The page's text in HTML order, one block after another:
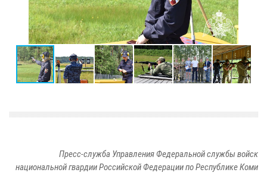
Пресс-служба Управления Федеральной службы войск
национальной гвардии Российской Федерации по Республике Коми